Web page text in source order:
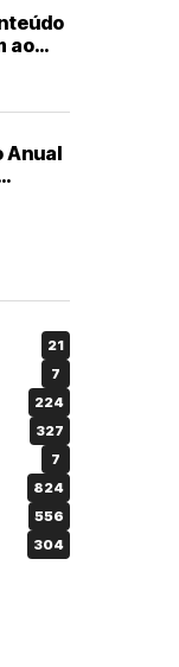
ao
Anual
21
7
224
327
7
824
556
304